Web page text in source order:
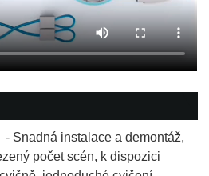
- Snadná instalace a demontáž,
počet scén, k dispozici